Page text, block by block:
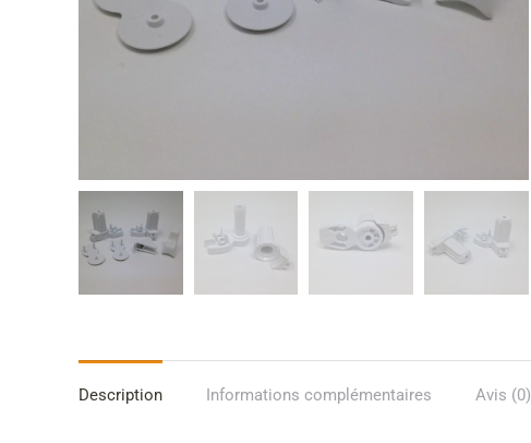
Description Informations complémentaires Avis (0)